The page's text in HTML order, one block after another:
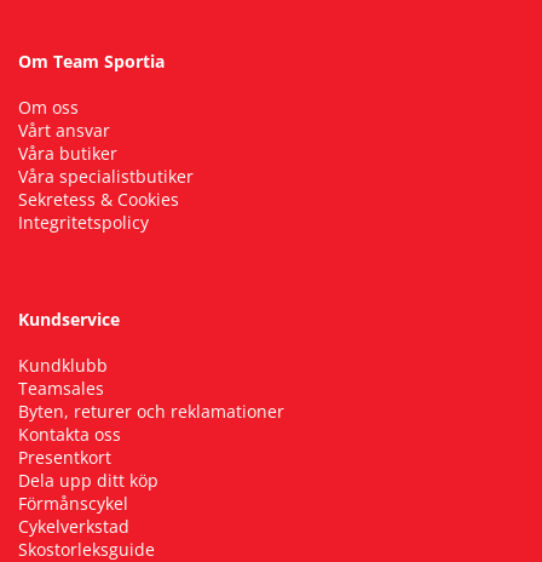
Om Team Sportia
Om oss
Vårt ansvar
Våra butiker
Våra specialistbutiker
Sekretess & Cookies
Integritetspolicy
Kundservice
Kundklubb
Teamsales
Byten, returer och reklamationer
Kontakta oss
Presentkort
Dela upp ditt köp
Förmånscykel
Cykelverkstad
Skostorleksguide